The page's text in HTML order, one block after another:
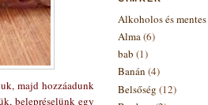
majd hozzáadunk
belepréselünk egy
Alkoholos és
Alma(6)
bab (1)
Banán (4)
Belsőség (12)